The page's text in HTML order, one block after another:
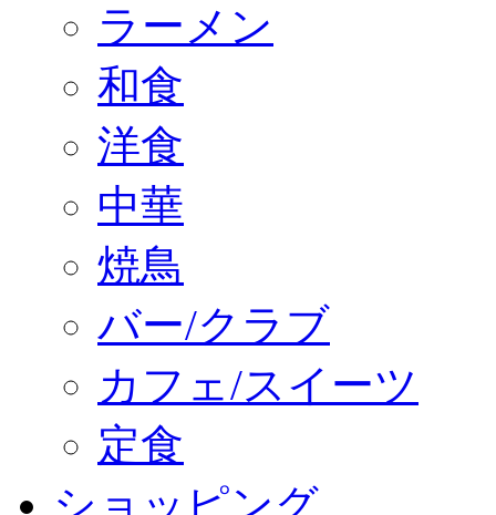
ラーメン
和食
洋食
中華
焼鳥
バー/クラブ
カフェ/スイーツ
定食
ショッピング